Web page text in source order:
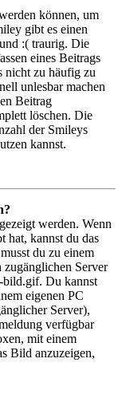
können, um
gibt es einen
:( traurig. Die
eines Beitrags
nicht zu häufig zu
unlesbar machen
Beitrag
löschen. Die
der Smileys
kannst.
werden. Wenn
hat, kannst du das
du zu einem
Server
Du kannst
eigenen PC
Server),
verfügbar
mit einem
Bild anzuzeigen,